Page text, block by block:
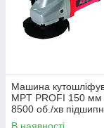
Машина
MPT PROFI 150 мм
8500 об./хв
MAG1403.02